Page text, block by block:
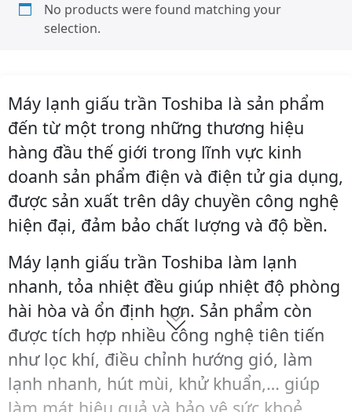
No products were found matching your
selection.
Máy lạnh giấu trần Toshiba là sản phẩm
đến từ một trong những thương hiệu
hàng đầu thế giới trong lĩnh vực kinh
doanh sản phẩm điện và điện tử gia dụng,
được sản xuất trên dây chuyền công nghệ
hiện đại, đảm bảo chất lượng và độ bền.
Máy lạnh giấu trần Toshiba làm lạnh
nhanh, tỏa nhiệt đều giúp nhiệt độ phòng
hài hòa và ổn định hơn. Sản phẩm còn
được tích hợp nhiều công nghệ tiên tiến
như lọc khí, điều chỉnh hướng gió, làm
lạnh nhanh, hút mùi, khử khuẩn,… giúp